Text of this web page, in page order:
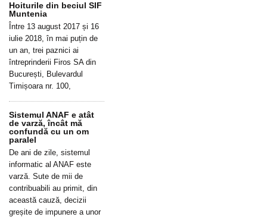
Hoiturile din beciul SIF
Muntenia
Între 13 august 2017 și 16
iulie 2018, în mai puțin de
un an, trei paznici ai
întreprinderii Firos SA din
București, Bulevardul
Timișoara nr. 100,
Sistemul ANAF e atât
de varză, încât mă
confundă cu un om
paralel
De ani de zile, sistemul
informatic al ANAF este
varză. Sute de mii de
contribuabili au primit, din
această cauză, decizii
greșite de impunere a unor